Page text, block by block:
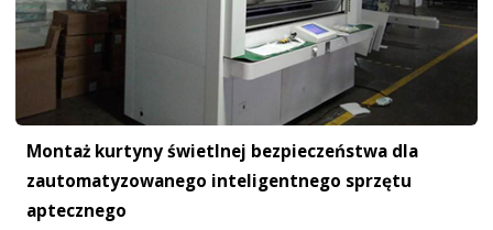
Montaż kurtyny świetlnej bezpieczeństwa dla
zautomatyzowanego inteligentnego sprzętu
aptecznego